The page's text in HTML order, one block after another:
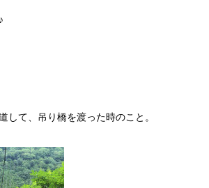
して、吊り橋を渡った時のこと。